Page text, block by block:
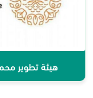
هيئة تطوير